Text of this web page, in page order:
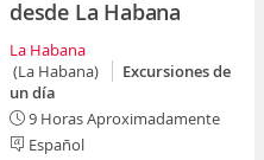
desde La Habana
La Habana
(La Habana)
Excursiones de
un día
9 Horas Aproximadamente
Español